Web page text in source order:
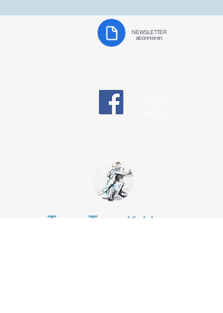
NEWSLETTER
abonnieren
Tango Team Koblenz